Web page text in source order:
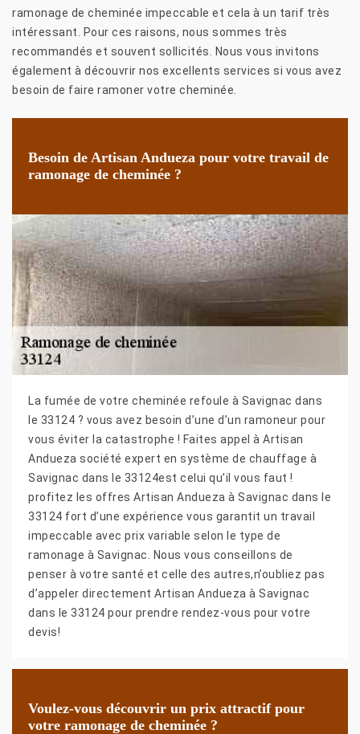
ramonage de cheminée impeccable et cela à un tarif très
intéressant. Pour ces raisons, nous sommes très
recommandés et souvent sollicités. Nous vous invitons
également à découvrir nos excellents services si vous avez
besoin de faire ramoner votre cheminée.
Besoin de Artisan Andueza pour votre travail de
ramonage de cheminée ?
La fumée de votre cheminée refoule à Savignac dans
le 33124 ? vous avez besoin d’une d’un ramoneur pour
vous éviter la catastrophe ! Faites appel à Artisan
Andueza société expert en système de chauffage à
Savignac dans le 33124est celui qu’il vous faut !
profitez les offres Artisan Andueza à Savignac dans le
33124 fort d’une expérience vous garantit un travail
impeccable avec prix variable selon le type de
ramonage à Savignac. Nous vous conseillons de
penser à votre santé et celle des autres,n’oubliez pas
d’appeler directement Artisan Andueza à Savignac
dans le 33124 pour prendre rendez-vous pour votre
devis!
Voulez-vous découvrir un prix attractif pour
votre ramonage de cheminée ?